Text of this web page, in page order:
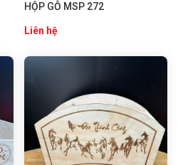
HỘP GỖ MSP 272
Liên hệ